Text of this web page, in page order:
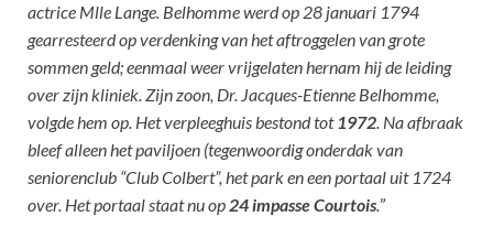
actrice Mlle Lange. Belhomme werd op 28 januari 1794
gearresteerd op verdenking van het aftroggelen van grote
sommen geld; eenmaal weer vrijgelaten hernam hij de leiding
over zijn kliniek. Zijn zoon, Dr. Jacques-Etienne Belhomme,
volgde hem op. Het verpleeghuis bestond tot 1972. Na afbraak
bleef alleen het paviljoen (tegenwoordig onderdak van
seniorenclub “Club Colbert”, het park en een portaal uit 1724
over. Het portaal staat nu op24 impasse Courtois.”